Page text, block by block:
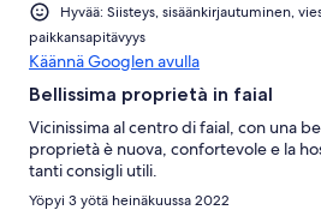
Hyvää: Siisteys, sisäänkirjautuminen,
paikkansapitävyys
Käännä Googlen avulla
Bellissima proprietà in faial
Vicinissima al centro di faial, con una
proprietà è nuova, confortevole e la
tanti consigli utili.
Yöpyi 3 yötä heinäkuussa 2022